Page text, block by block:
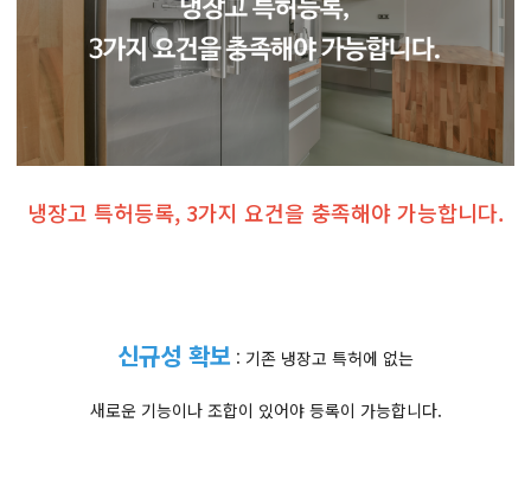
냉장고 특허등록, 3가지 요건을 충족해야 가능합니다.
신규성 확보 : 기존 냉장고 특허에 없는
새로운 기능이나 조합이 있어야 등록이 가능합니다.